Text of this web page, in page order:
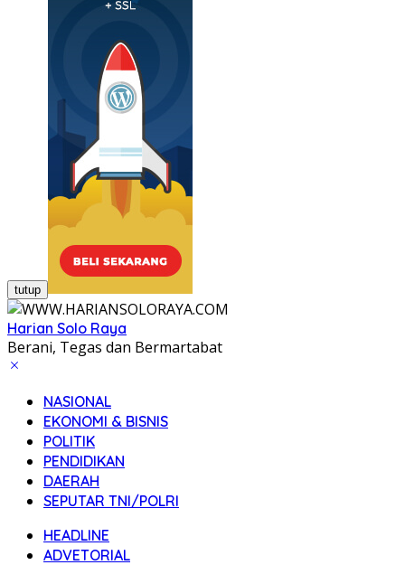
tutup
Harian Solo Raya
Berani, Tegas dan Bermartabat
NASIONAL
EKONOMI & BISNIS
POLITIK
PENDIDIKAN
DAERAH
SEPUTAR TNI/POLRI
HEADLINE
ADVETORIAL